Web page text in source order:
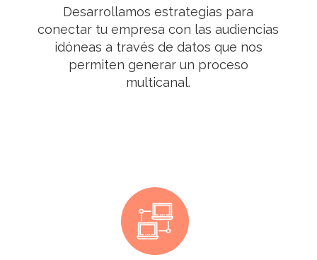
Desarrollamos estrategias para
conectar tu empresa con las audiencias
idóneas a través de datos que nos
permiten generar un proceso
multicanal.